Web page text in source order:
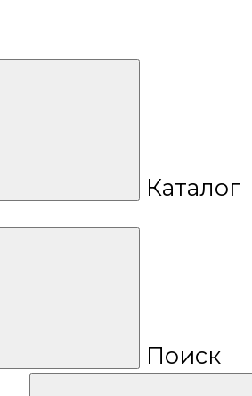
Каталог
Поиск